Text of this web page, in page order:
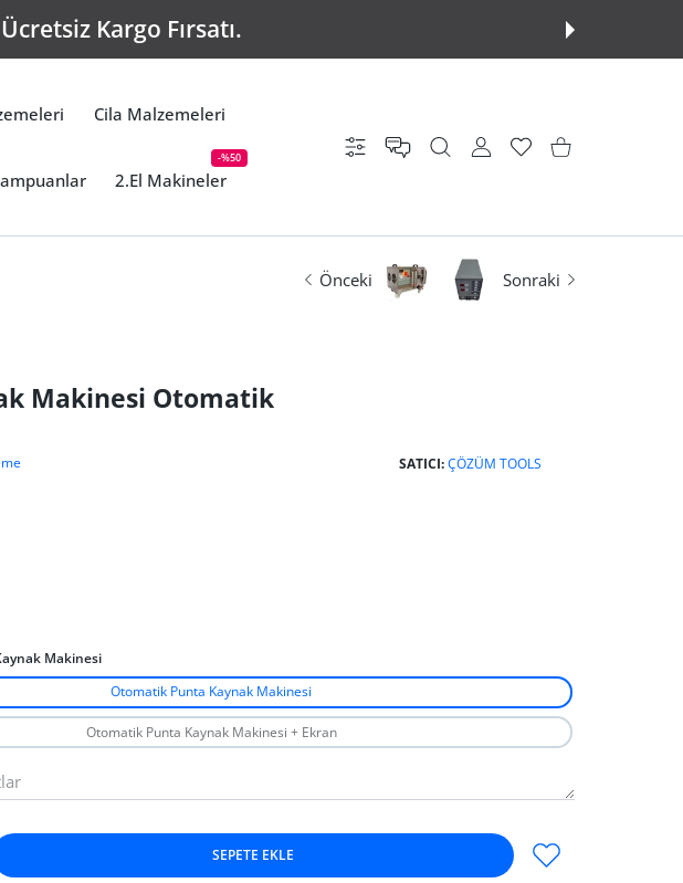
Kargo Fırsatı.
Cila Malzemeleri
2.El Makineler
-%50 Ayarlar KULLANICI HESABI
istek listesiAlışveriş Sepeti
Önceki Sonraki
Makinesi Otomatik
SATICI:ÇÖZÜM TOOLS
Makinesi
Otomatik Punta Kaynak Makinesi
Otomatik Punta Kaynak Makinesi + Ekran
Makinesi Otomatik Otomatik Punta Kaynak Makinesi için adedi artırın
Otomatik Otomatik Punta Kaynak Makinesi için adedi artırın
SEPETE EKLE